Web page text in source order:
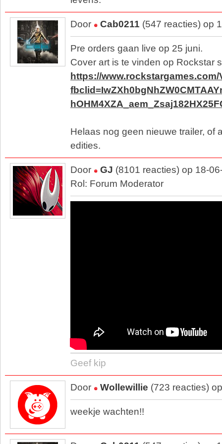
Door Cab0211 (547 reacties) op
Pre orders gaan live op 25 juni.
Cover art is te vinden op Rockstar
https://www.rockstargames.com/
Helaas nog geen nieuwe trailer, of
edities.
Door GJ (8101 reacties) op 18-
Rol: Forum Moderator
Geef kip
Door Wollewillie (723 reacties)
weekje wachten!!